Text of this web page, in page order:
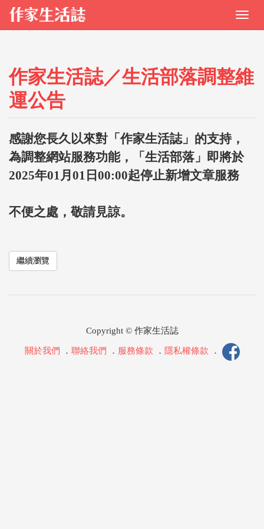
作家生活誌／生活部落調整維
運公告
感謝您長久以來對「作家生活誌」的支持，
為調整網站服務功能，「生活部落」即將於
2025年01月01日00:00起停止新增文章服務
不便之處，敬請見諒。
繼續瀏覽
Copyright © 作家生活誌
關於我們 ． 聯絡我們 ． 服務條款 ． 隱私權條款 ．